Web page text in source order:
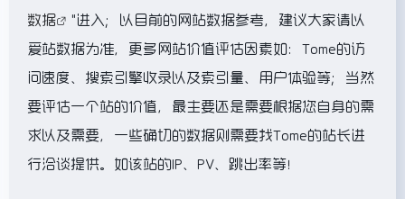
数据
"进入；以目前的网站数据参考，建议大家请以
爱站数据为准，更多网站价值评估因素如：Tome的访
问速度、搜索引擎收录以及索引量、用户体验等；当然
要评估一个站的价值，最主要还是需要根据您自身的需
求以及需要，一些确切的数据则需要找Tome的站长进
行洽谈提供。如该站的IP、PV、跳出率等！